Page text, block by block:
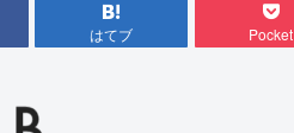
はてブ Pocket